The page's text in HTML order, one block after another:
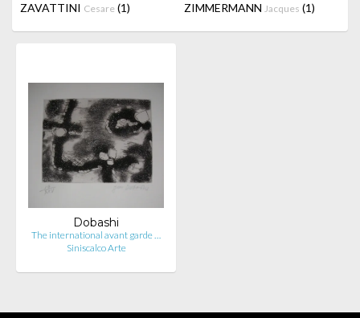
ZAVATTINI Cesare (1) ZIMMERMANN Jacques (1)
Dobashi
The international avant garde …
Siniscalco Arte